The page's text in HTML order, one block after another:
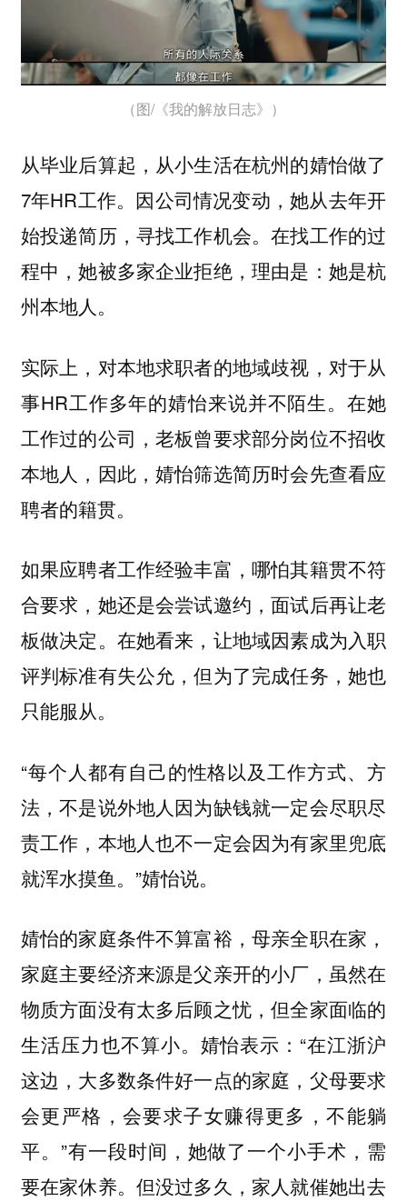
（图/《我的解放日志》）
从毕业后算起，从小生活在杭州的婧怡做了
7年HR工作。因公司情况变动，她从去年开
始投递简历，寻找工作机会。在找工作的过
程中，她被多家企业拒绝，理由是：她是杭
州本地人。
实际上，对本地求职者的地域歧视，对于从
事HR工作多年的婧怡来说并不陌生。在她
工作过的公司，老板曾要求部分岗位不招收
本地人，因此，婧怡筛选简历时会先查看应
聘者的籍贯。
如果应聘者工作经验丰富，哪怕其籍贯不符
合要求，她还是会尝试邀约，面试后再让老
板做决定。在她看来，让地域因素成为入职
评判标准有失公允，但为了完成任务，她也
只能服从。
“每个人都有自己的性格以及工作方式、方
法，不是说外地人因为缺钱就一定会尽职尽
责工作，本地人也不一定会因为有家里兜底
就浑水摸鱼。”婧怡说。
婧怡的家庭条件不算富裕，母亲全职在家，
家庭主要经济来源是父亲开的小厂，虽然在
物质方面没有太多后顾之忧，但全家面临的
生活压力也不算小。婧怡表示：“在江浙沪
这边，大多数条件好一点的家庭，父母要求
会更严格，会要求子女赚得更多，不能躺
平。”有一段时间，她做了一个小手术，需
要在家休养。但没过多久，家人就催她出去